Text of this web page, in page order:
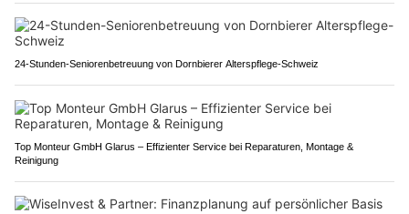
24-Stunden-Seniorenbetreuung von Dornbierer Alterspflege-Schweiz
Top Monteur GmbH Glarus – Effizienter Service bei Reparaturen, Montage &
Reinigung